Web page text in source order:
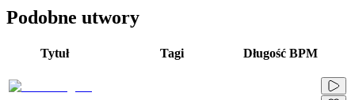
Podobne utwory
Tytuł Tagi Długość BPM